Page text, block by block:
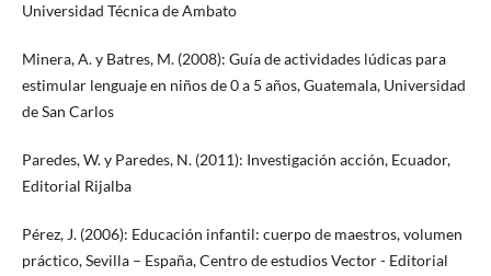
Universidad Técnica de Ambato
Minera, A. y Batres, M. (2008): Guía de actividades lúdicas para
estimular lenguaje en niños de 0 a 5 años, Guatemala, Universidad
de San Carlos
Paredes, W. y Paredes, N. (2011): Investigación acción, Ecuador,
Editorial Rijalba
Pérez, J. (2006): Educación infantil: cuerpo de maestros, volumen
práctico, Sevilla – España, Centro de estudios Vector - Editorial